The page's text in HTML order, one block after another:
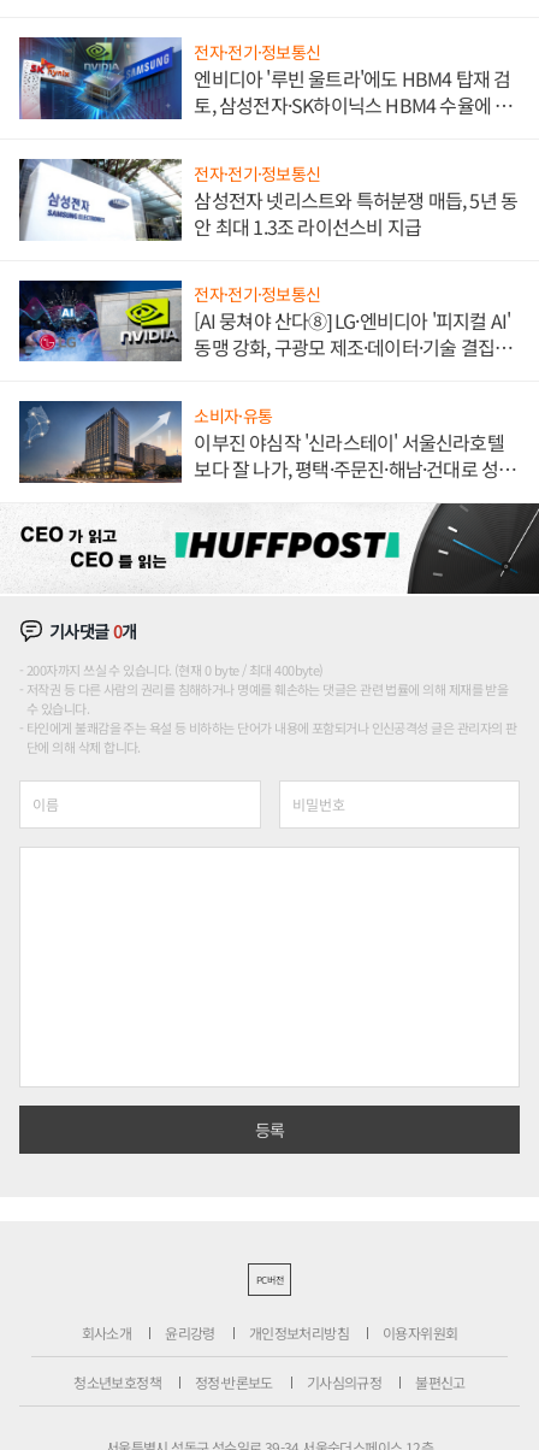
전자·전기·정보통신
엔비디아 '루빈 울트라'에도 HBM4 탑재 검
토, 삼성전자·SK하이닉스 HBM4 수율에 주
전자·전기·정보통신
삼성전자 넷리스트와 특허분쟁 매듭, 5년 동
안 최대 1.3조 라이선스비 지급
전자·전기·정보통신
[AI 뭉쳐야 산다⑧] LG·엔비디아 '피지컬 AI'
동맹 강화, 구광모 제조·데이터·기술 결집
소비자·유통
이부진 야심작 '신라스테이' 서울신라호텔
보다 잘 나가, 평택·주문진·해남·건대로 성
기사댓글0개
200자까지 쓰실 수 있습니다. (현재 0 byte / 최대 400byte)
저작권 등 다른 사람의 권리를 침해하거나 명예를 훼손하는 댓글은 관련 법률에 의해 제재를 받을
수 있습니다.
타인에게 불쾌감을 주는 욕설 등 비하하는 단어가 내용에 포함되거나 인신공격성 글은 관리자의 판
단에 의해 삭제 합니다.
PC버전
회사소개 윤리강령 개인정보처리방침 이용자위원회
청소년보호정책 정정·반론보도 기사심의규정 불편신고